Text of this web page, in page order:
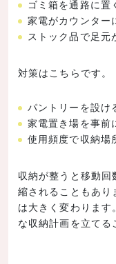
ゴミ箱を通路に置
家電がカウンター
ストック品で足元
対策はこちらです。
パントリーを設け
家電置き場を事前
使用頻度で収納場
収納が整うと移動
縮されることもあ
は大きく変わりま
な収納計画を立てる